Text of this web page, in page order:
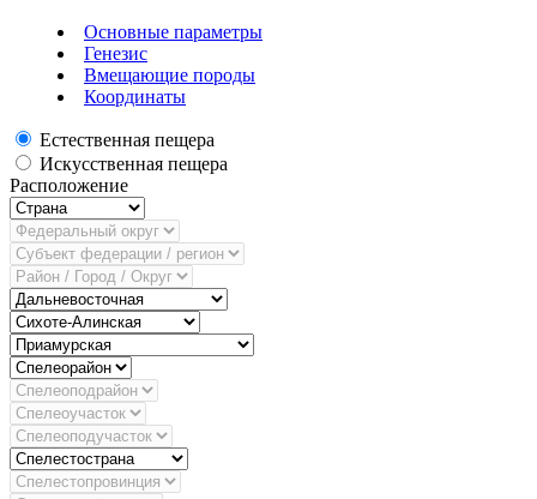
Основные параметры
Генезис
Вмещающие породы
Координаты
Естественная пещера
Искусственная пещера
Расположение